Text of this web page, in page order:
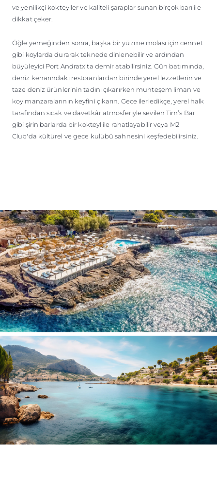
ve yenilikçi kokteyller ve kaliteli şaraplar sunan birçok barı ile
dikkat çeker.
Öğle yemeğinden sonra, başka bir yüzme molası için cennet
gibi koylarda durarak teknede dinlenebilir ve ardından
büyüleyici Port Andratx'ta demir atabilirsiniz. Gün batımında,
deniz kenarındaki restoranlardan birinde yerel lezzetlerin ve
taze deniz ürünlerinin tadını çıkarırken muhteşem liman ve
koy manzaralarının keyfini çıkarın. Gece ilerledikçe, yerel halk
tarafından sıcak ve davetkâr atmosferiyle sevilen Tim’s Bar
gibi şirin barlarda bir kokteyl ile rahatlayabilir veya M2
Club'da kültürel ve gece kulübü sahnesini keşfedebilirsiniz.